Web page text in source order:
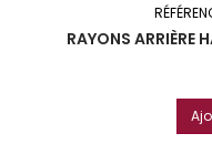
RAYONS ARRIÈRE